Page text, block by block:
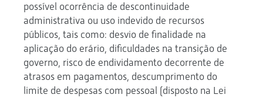
possível ocorrência de descontinuidade
administrativa ou uso indevido de recursos
públicos, tais como: desvio de finalidade na
aplicação do erário, dificuldades na transição de
governo, risco de endividamento decorrente de
atrasos em pagamentos, descumprimento do
limite de despesas com pessoal (disposto na Lei